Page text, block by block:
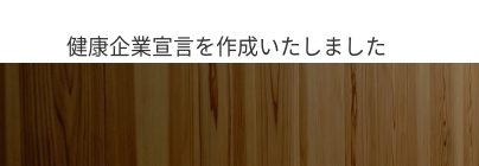
健康企業宣言を作成いたしました